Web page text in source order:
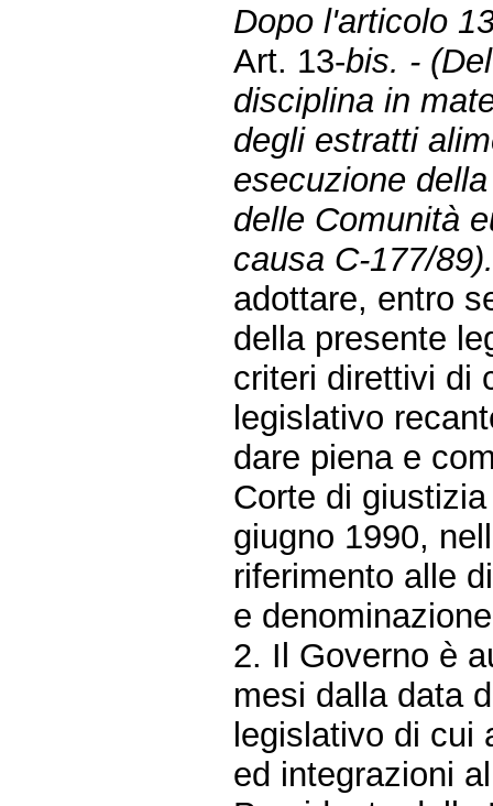
Dopo l'articolo
Art. 13-bis. -
disciplina in
degli estratti
esecuzione
delle Comunità
causa C-177/
adottare, entro
della presente
criteri direttivi di
legislativo
dare piena e
Corte di
giugno 1990,
riferimento alle
e
2. Il Governo è
mesi dalla data
legislativo di cui
ed integrazioni